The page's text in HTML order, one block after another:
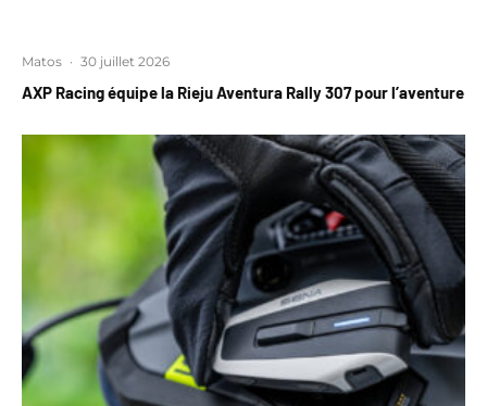
Matos · 30 juillet 2026
AXP Racing équipe la Rieju Aventura Rally 307 pour l’aventure